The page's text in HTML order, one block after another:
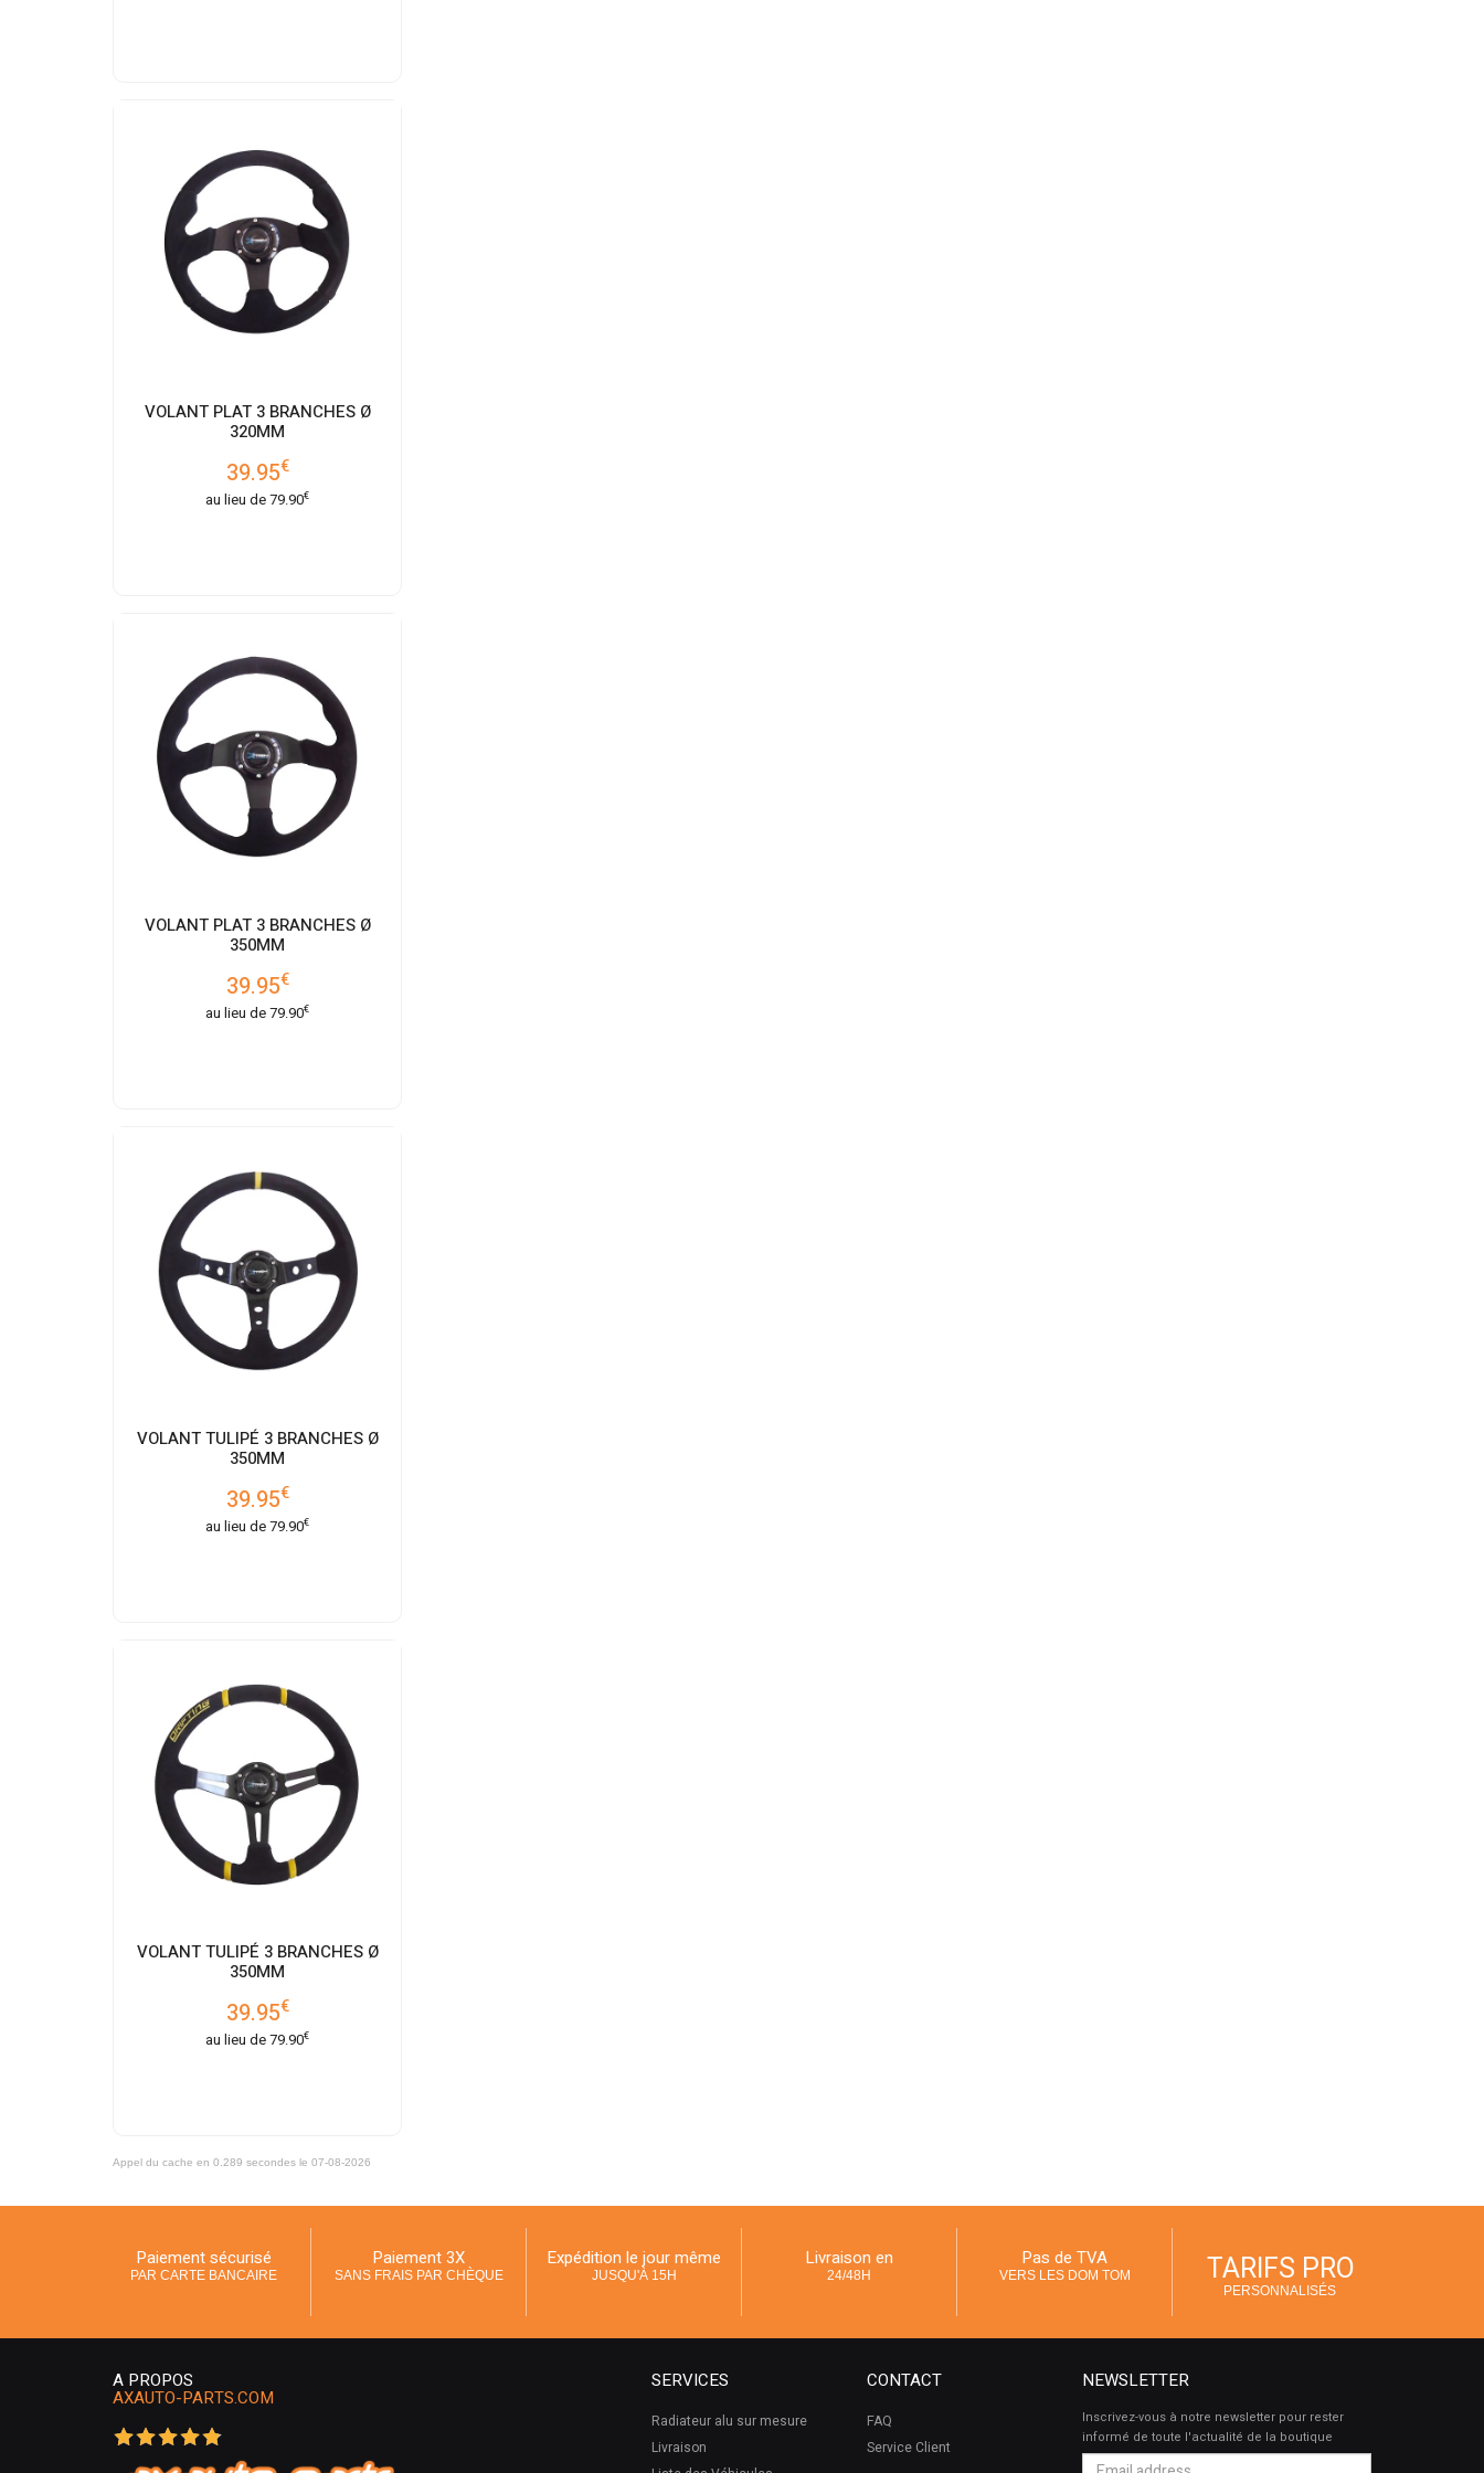
VOLANT PLAT 3 BRANCHES Ø
320MM
39.95€
au lieu de79.90€
VOLANT PLAT 3 BRANCHES Ø
350MM
39.95€
au lieu de79.90€
VOLANT TULIPÉ 3 BRANCHES Ø
350MM
39.95€
au lieu de79.90€
VOLANT TULIPÉ 3 BRANCHES Ø
350MM
39.95€
au lieu de79.90€
Appel du cache en 0.289 secondes le 07-08-2026
Paiement sécurisé
PAR CARTE BANCAIRE
Paiement 3X
SANS FRAIS PAR CHÈQUE
Expédition le jour même
JUSQU'À 15H
Livraison en
24/48H
Pas de TVA
VERS LES DOM TOM TARIFS PRO
PERSONNALISÉS
A PROPOS
AXAUTO-PARTS.COM
SERVICES
Radiateur alu sur mesure
Livraison
CONTACT
FAQ
Service Client
NEWSLETTER
Inscrivez-vous à notre newsletter pour rester
informé de toute l'actualité de la boutique